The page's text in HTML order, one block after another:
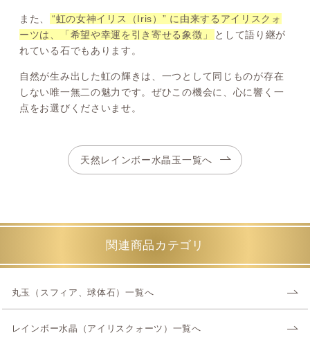
また、
“虹の女神イリス（Iris）” に由来するアイリスクォ
ーツは、「希望や幸運を引き寄せる象徴」
として語り継が
れている石でもあります。
自然が生み出した虹の輝きは、一つとして同じものが存在
しない唯一無二の魅力です。ぜひこの機会に、心に響く一
点をお選びくださいませ。
天然レインボー水晶玉一覧へ
関連商品カテゴリ
丸玉（スフィア、球体石）一覧へ
レインボー水晶（アイリスクォーツ）一覧へ